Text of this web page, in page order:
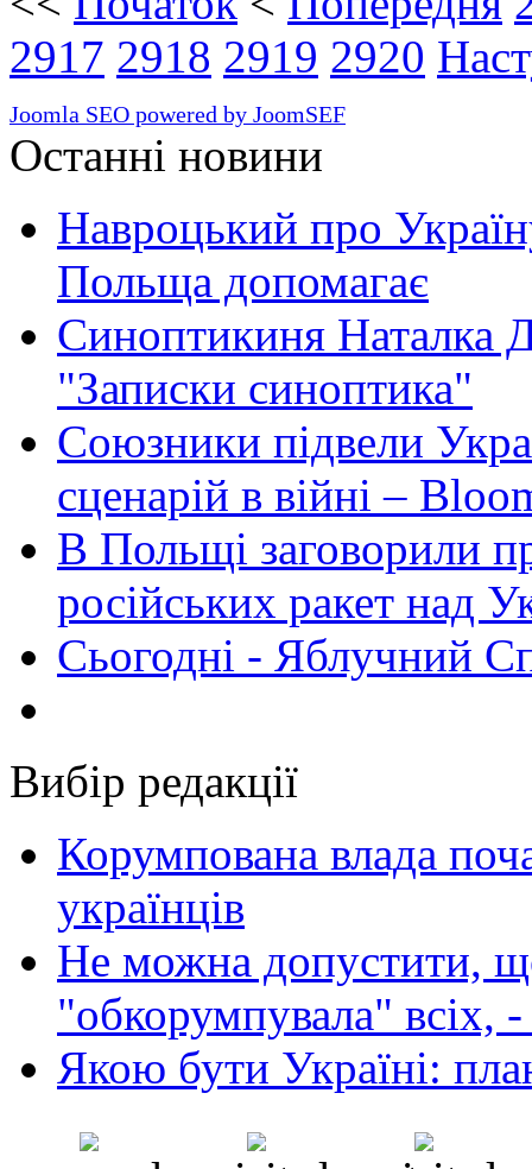
2917 2918 2919 2920
Joomla SEO powered by JoomSEF
Останні новини
Навроцький про
Польща допомагає
Синоптикиня Наталка
"Записки синоптика"
Союзники підвели
сценарій в війні –
В Польщі заговорили
російських ракет над
Сьогодні - Яблучний
Вибір редакції
Корумпована влада
українців
Не можна допустити,
"обкорумпувала" всіх,
Якою бути Україні: